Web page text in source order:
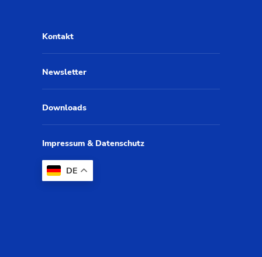
Kontakt
Newsletter
Downloads
Impressum & Datenschutz
DE